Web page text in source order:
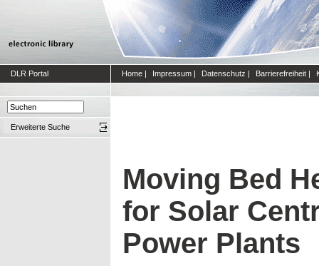
DLR Portal Home | Impressum | Datenschutz | Barrierefreiheit |
Erweiterte Suche
Moving Bed
for Solar
Power Plants